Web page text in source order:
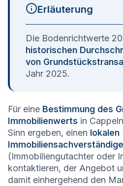
Erläuterung
Die Bodenrichtwerte
historischen
von
Jahr 2025.
Für eine Bestimmung des
Immobilienwerts in
Sinn ergeben, einen lokalen
(Immobiliengutachter oder
kontaktieren, der Angebot
damit einhergehend den